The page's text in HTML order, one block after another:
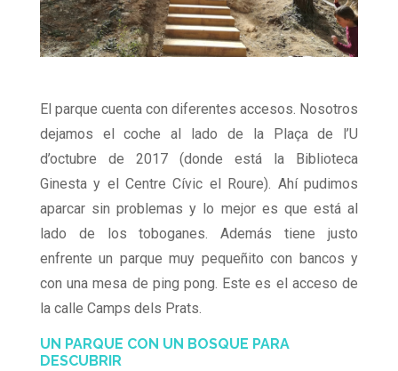
El parque cuenta con diferentes accesos. Nosotros
dejamos el coche al lado de la Plaça de l’U
d’octubre de 2017 (donde está la Biblioteca
Ginesta y el Centre Cívic el Roure). Ahí pudimos
aparcar sin problemas y lo mejor es que está al
lado de los toboganes. Además tiene justo
enfrente un parque muy pequeñito con bancos y
con una mesa de ping pong. Este es el acceso de
la calle Camps dels Prats.
UN PARQUE CON UN BOSQUE PARA
DESCUBRIR